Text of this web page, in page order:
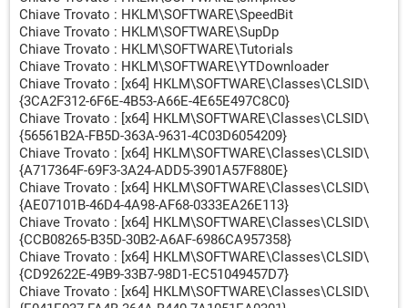
Chiave Trovato : HKLM\SOFTWARE\SpeedBit
Chiave Trovato : HKLM\SOFTWARE\SupDp
Chiave Trovato : HKLM\SOFTWARE\Tutorials
Chiave Trovato : HKLM\SOFTWARE\YTDownloader
Chiave Trovato : [x64] HKLM\SOFTWARE\Classes\CLSID\
{3CA2F312-6F6E-4B53-A66E-4E65E497C8C0}
Chiave Trovato : [x64] HKLM\SOFTWARE\Classes\CLSID\
{56561B2A-FB5D-363A-9631-4C03D6054209}
Chiave Trovato : [x64] HKLM\SOFTWARE\Classes\CLSID\
{A717364F-69F3-3A24-ADD5-3901A57F880E}
Chiave Trovato : [x64] HKLM\SOFTWARE\Classes\CLSID\
{AE07101B-46D4-4A98-AF68-0333EA26E113}
Chiave Trovato : [x64] HKLM\SOFTWARE\Classes\CLSID\
{CCB08265-B35D-30B2-A6AF-6986CA957358}
Chiave Trovato : [x64] HKLM\SOFTWARE\Classes\CLSID\
{CD92622E-49B9-33B7-98D1-EC51049457D7}
Chiave Trovato : [x64] HKLM\SOFTWARE\Classes\CLSID\